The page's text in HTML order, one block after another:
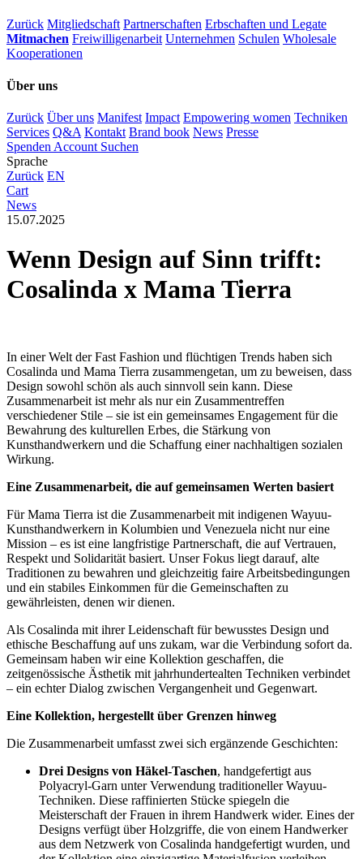
Zurück Mitgliedschaft Partnerschaften Erbschaften und Legate
Mitmachen Freiwilligenarbeit Unternehmen Schulen Wholesale
Kooperationen
Über uns
Zurück Über uns Manifest Impact Empowering women Techniken
Services Q&A Kontakt Brand book News Presse
Spenden Account Suchen
Sprache
Zurück EN
Cart
News
15.07.2025
Wenn Design auf Sinn trifft:
Cosalinda x Mama Tierra
In einer Welt der Fast Fashion und flüchtigen Trends haben sich
Cosalinda und Mama Tierra zusammengetan, um zu beweisen, dass
Design sowohl schön als auch sinnvoll sein kann. Diese
Zusammenarbeit ist mehr als nur ein Zusammentreffen
verschiedener Stile – sie ist ein gemeinsames Engagement für die
Bewahrung des kulturellen Erbes, die Stärkung von
Kunsthandwerkern und die Schaffung einer nachhaltigen sozialen
Wirkung.
Eine Zusammenarbeit, die auf gemeinsamen Werten basiert
Für Mama Tierra ist die Zusammenarbeit mit indigenen Wayuu-
Kunsthandwerkern in Kolumbien und Venezuela nicht nur eine
Mission – es ist eine langfristige Partnerschaft, die auf Vertrauen,
Respekt und Solidarität basiert. Unser Fokus liegt darauf, alte
Traditionen zu bewahren und gleichzeitig faire Arbeitsbedingungen
und ein stabiles Einkommen für die Gemeinschaften zu
gewährleisten, denen wir dienen.
Als Cosalinda mit ihrer Leidenschaft für bewusstes Design und
ethische Beschaffung auf uns zukam, war die Verbindung sofort da.
Gemeinsam haben wir eine Kollektion geschaffen, die
zeitgenössische Ästhetik mit jahrhundertealten Techniken verbindet
– ein echter Dialog zwischen Vergangenheit und Gegenwart.
Eine Kollektion, hergestellt über Grenzen hinweg
Die Zusammenarbeit umfasst zwei sich ergänzende Geschichten:
Drei Designs von Häkel-Taschen, handgefertigt aus
Polyacryl-Garn unter Verwendung traditioneller Wayuu-
Techniken. Diese raffinierten Stücke spiegeln die
Meisterschaft der Frauen in ihrem Handwerk wider. Eines der
Designs verfügt über Holzgriffe, die von einem Handwerker
aus dem Netzwerk von Cosalinda handgefertigt wurden, und